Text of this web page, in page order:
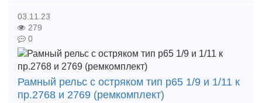
03.11.23
279
0
Рамный рельс с остряком тип р65 1/9 и 1/11 к
пр.2768 и 2769 (ремкомплект)